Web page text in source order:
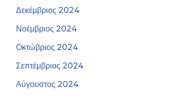
Δεκέμβριος 2024
Νοέμβριος 2024
Οκτώβριος 2024
Σεπτέμβριος 2024
Αύγουστος 2024